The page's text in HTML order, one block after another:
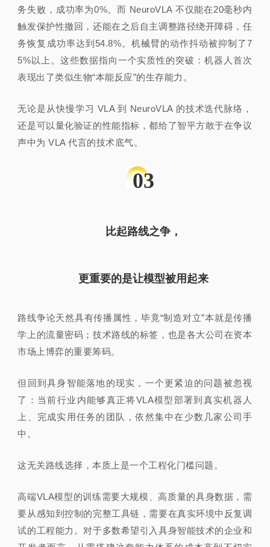
务失败，成功率为0%。而 NeuroVLA 不仅能在20毫秒内
触发保护性撤回，还能在之后自主调整路径绕开障碍，任
务恢复成功率达到54.8%。机械臂的动作抖动被抑制了7
5%以上。这些数据指向一个实质性的突破：机器人首次
表现出了类似生物“本能反应”的生存能力。
无论是从快慢学习 VLA 到 NeuroVLA 的技术迭代脉络，
还是可以量化验证的性能指标，都给了智平方敢于在争议
声中为 VLA 代言的技术底气。
03
比起路线之争，
更重要的是让模型被用起来
路线争论天然具有传播属性，毕竟“制造对立”本就是传播
学上的流量密码；技术路线的标签，也是各大公司在资本
市场上博弈的重要筹码。
但回到具身智能落地的现实，一个更紧迫的问题被忽视
了：当前行业内能够真正将VLA模型部署到真实机器人
上、完成实用任务的团队，依然集中在少数几家公司手
中。
这无关路线选择，本质上是一个工程化门槛问题。
高端VLA模型的训练需要大规模、高质量的具身数据，需
要从感知到控制的完整工具链，需要在真实环境中反复调
试的工程能力。对于多数希望引入具身智能技术的企业和